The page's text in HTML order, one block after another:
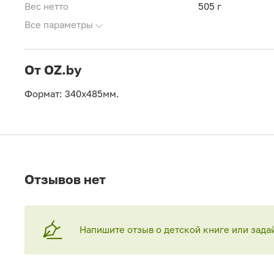
Вес нетто
505 г
Все параметры
От OZ.by
Формат: 340x485мм.
Отзывов нет
Напишите отзыв о детской книге или